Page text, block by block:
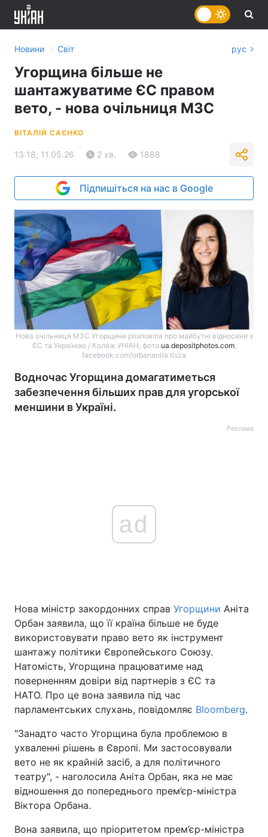
Україна Політика
Економіка Світ
Спорт Наука
Техно і зв'язок Лайт
Здоров'я Туризм
Цікавинки Погода
Екологія Регіони
Лонгріди
Новини › Світ рус
Угорщина більше не
шантажуватиме ЄС правом
вето, - нова очільниця МЗС
ВІТАЛІЙ САЄНКО
13:18, 11.05.26 2 хв. 1888
Підпишіться на нас в Google
Нова очільниця МЗС Угорщини розповіла про майбутні відносини з
ЄС та Україною / Колаж УНІАН, фото ua.depositphotos.com,
facebook.com/orbananita.tisza
Водночас Угорщина домагатиметься
забезпечення більших прав для угорської
меншини в Україні.
Реклама
ad
Нова міністр закордонних справ Угорщини Аніта
Орбан заявила, що її країна більше не буде
використовувати право вето як інструмент
шантажу політики Європейського Союзу.
Натомість, Угорщина працюватиме над
поверненням довіри від партнерів з ЄС та
НАТО. Про це вона заявила під час
парламентських слухань, повідомляє Bloomberg.
"Занадто часто Угорщина була проблемою в
ухваленні рішень в Європі. Ми застосовували
вето не як крайній засіб, а для політичного
театру", - наголосила Аніта Орбан, яка не має
відношення до попереднього прем’єр-міністра
Віктора Орбана.
Вона заявила, що пріоритетом прем’єр-міністра